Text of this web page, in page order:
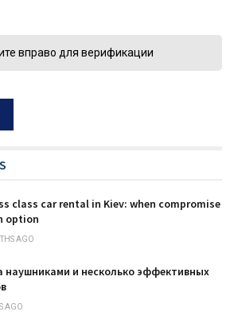
вправо для верификации
class car rental in Kiev: when compromise
option
AGO
наушниками и несколько эффективных
AGO